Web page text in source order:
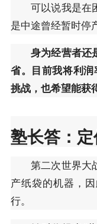
可以说我是在
是中途曾经暂时停
身为经营者还
省。目前我将利
挑战，也希望能获
塾长答：
第二次世界大
产纸袋的机器，
行。